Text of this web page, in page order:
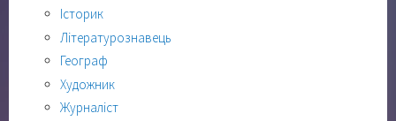
Історик
Літературознавець
Географ
Художник
Журналіст